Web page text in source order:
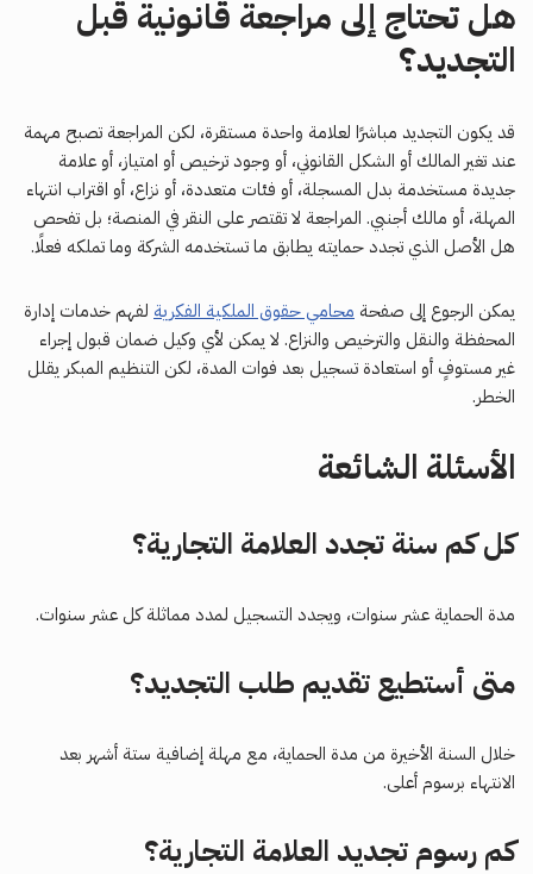
هل تحتاج إلى مراجعة قانونية قبل
التجديد؟
قد يكون التجديد مباشرًا لعلامة واحدة مستقرة، لكن المراجعة تصبح مهمة
عند تغير المالك أو الشكل القانوني، أو وجود ترخيص أو امتياز، أو علامة
جديدة مستخدمة بدل المسجلة، أو فئات متعددة، أو نزاع، أو اقتراب انتهاء
المهلة، أو مالك أجنبي. المراجعة لا تقتصر على النقر في المنصة؛ بل تفحص
هل الأصل الذي تجدد حمايته يطابق ما تستخدمه الشركة وما تملكه فعلًا.
يمكن الرجوع إلى صفحة محامي حقوق الملكية الفكرية لفهم خدمات إدارة
المحفظة والنقل والترخيص والنزاع. لا يمكن لأي وكيل ضمان قبول إجراء
غير مستوفٍ أو استعادة تسجيل بعد فوات المدة، لكن التنظيم المبكر يقلل
الخطر.
الأسئلة الشائعة
كل كم سنة تجدد العلامة التجارية؟
مدة الحماية عشر سنوات، ويجدد التسجيل لمدد مماثلة كل عشر سنوات.
متى أستطيع تقديم طلب التجديد؟
خلال السنة الأخيرة من مدة الحماية، مع مهلة إضافية ستة أشهر بعد
الانتهاء برسوم أعلى.
كم رسوم تجديد العلامة التجارية؟